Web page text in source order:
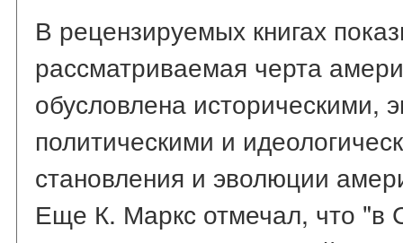
В рецензируемых книгах
рассматриваемая черта
обусловлена историческими,
политическими и
становления и эволюции
Еще К. Маркс отмечал, что "в